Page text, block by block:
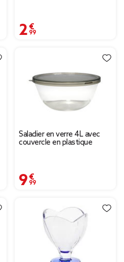
2,99 €
Saladier en verre 4L avec
couvercle en plastique
9,99 €